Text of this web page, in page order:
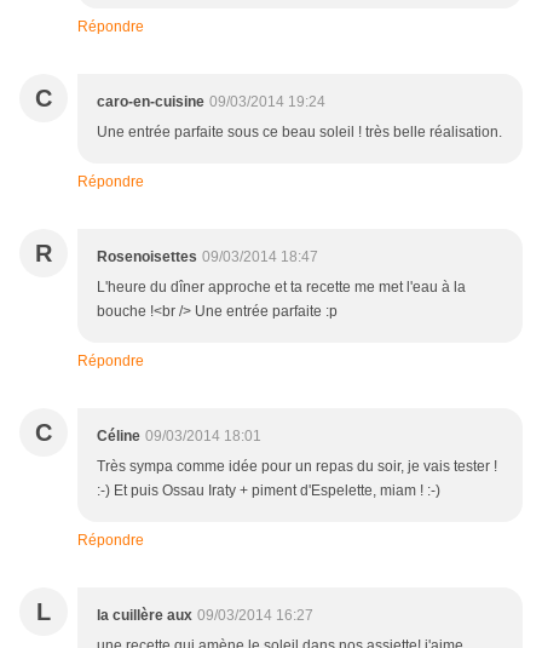
Répondre
C caro-en-cuisine 09/03/2014 19:24
Une entrée parfaite sous ce beau soleil ! très belle réalisation.
Répondre
R Rosenoisettes 09/03/2014 18:47
L'heure du dîner approche et ta recette me met l'eau à la
bouche !<br /> Une entrée parfaite :p
Répondre
C Céline 09/03/2014 18:01
Très sympa comme idée pour un repas du soir, je vais tester !
:-) Et puis Ossau Iraty + piment d'Espelette, miam ! :-)
Répondre
L la cuillère aux 09/03/2014 16:27